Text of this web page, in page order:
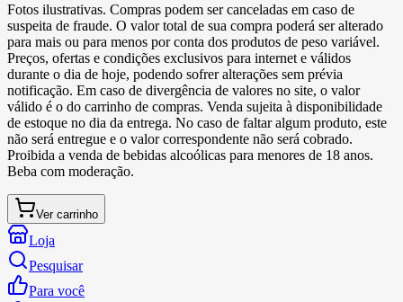
Fotos ilustrativas. Compras podem ser canceladas em caso de
suspeita de fraude. O valor total de sua compra poderá ser alterado
para mais ou para menos por conta dos produtos de peso variável.
Preços, ofertas e condições exclusivos para internet e válidos
durante o dia de hoje, podendo sofrer alterações sem prévia
notificação. Em caso de divergência de valores no site, o valor
válido é o do carrinho de compras. Venda sujeita à disponibilidade
de estoque no dia da entrega. No caso de faltar algum produto, este
não será entregue e o valor correspondente não será cobrado.
Proibida a venda de bebidas alcoólicas para menores de 18 anos.
Beba com moderação.
Ver carrinho
Loja
Pesquisar
Para você